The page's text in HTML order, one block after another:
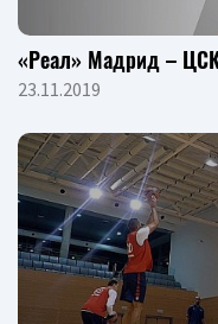
«Реал» Мадрид –
23.11.2019